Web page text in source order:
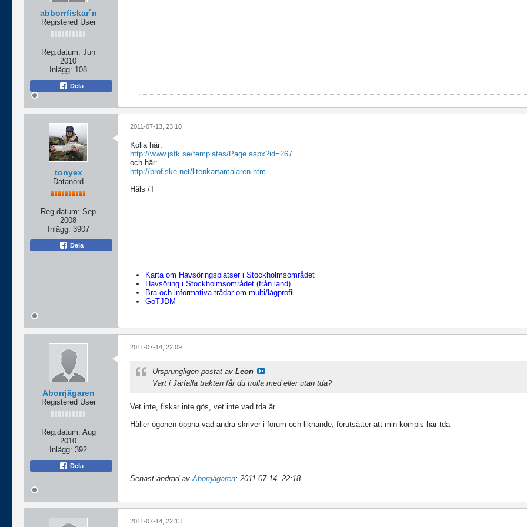
abborrfiskar´n
Registered User
Reg.datum: Jun
2010
Inlägg: 108
Dela
tonyex
Datanörd
Reg.datum: Sep
2008
Inlägg: 3907
Dela
2011-07-13, 23:10
Kolla här:
http://www.jsfk.se/templates/Page.aspx?id=267
och här:
http://brofiske.net/litenkartamalaren.htm
Häls /T
Karta om Havsöringsplatser i Stockholmsområdet
Havsöring i Stockholmsområdet (från land)
Bra och informativa trådar om multi/lågprofil
GoTJDM
Aborrjägaren
Registered User
Reg.datum: Aug
2010
Inlägg: 392
Dela
2011-07-14, 22:09
Ursprungligen postat av Leon
Vart i Järfälla trakten får du trolla med eller utan tda?
Vet inte, fiskar inte gös, vet inte vad tda är
Håller ögonen öppna vad andra skriver i forum och liknande, förutsätter att min kompis har tda
Senast ändrad avAborrjägaren; 2011-07-14, 22:18.
2011-07-14, 22:13